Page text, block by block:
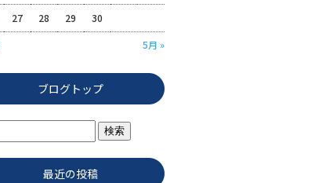
5月 »
27 28 29 30
ブログトップ
最近の投稿